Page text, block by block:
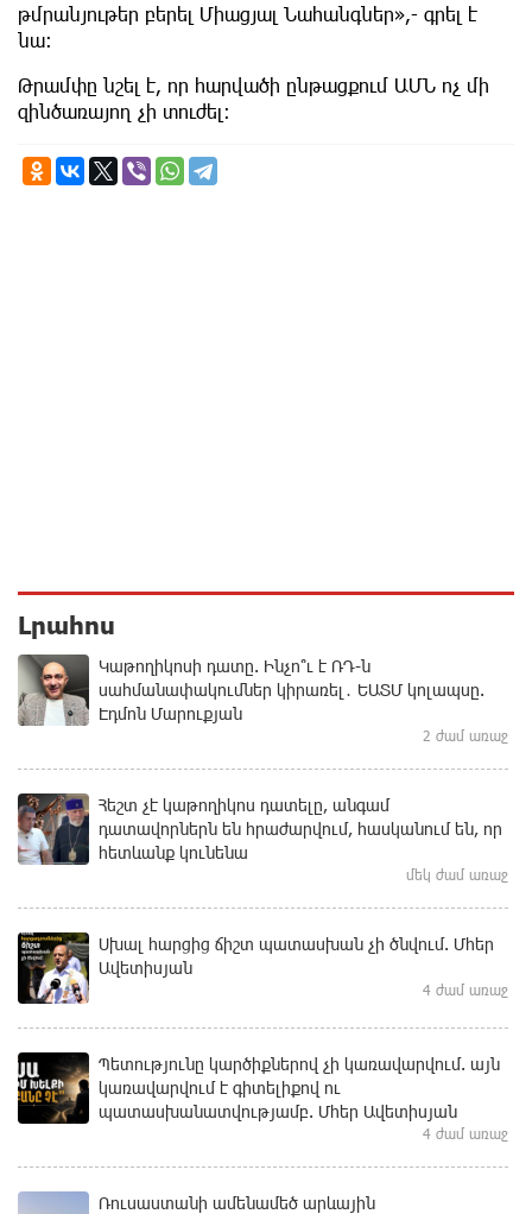
թմրանյութեր բերել Միացյալ Նահանգներ»,- գրել է
նա:
Թրամփը նշել է, որ հարվածի ընթացքում ԱՄՆ ոչ մի
զինծառայող չի տուժել:
Լրահոս
Կաթողիկոսի դատը. Ինչո՞ւ է ՌԴ-ն
սահմանափակումներ կիրառել․ ԵԱՏՄ կոլապսը.
Էդմոն Մարուքյան
2 ժամ առաջ
Հեշտ չէ կաթողիկոս դատելը, անգամ
դատավորներն են հրաժարվում, հասկանում են, որ
հետևանք կունենա
մեկ ժամ առաջ
Սխալ հարցից ճիշտ պատասխան չի ծնվում. Մհեր
Ավետիսյան
4 ժամ առաջ
Պետությունը կարծիքներով չի կառավարվում. այն
կառավարվում է գիտելիքով ու
պատասխանատվությամբ. Մհեր Ավետիսյան
4 ժամ առաջ
Ռուսաստանի ամենամեծ արևային